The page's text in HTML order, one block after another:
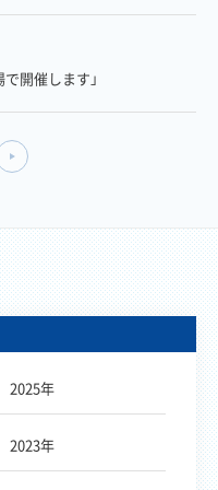
開催します」
2025年
2023年